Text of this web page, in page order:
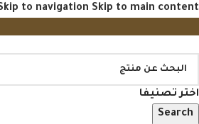
to navigation Skip to main content
اختر تصنيفا
Search